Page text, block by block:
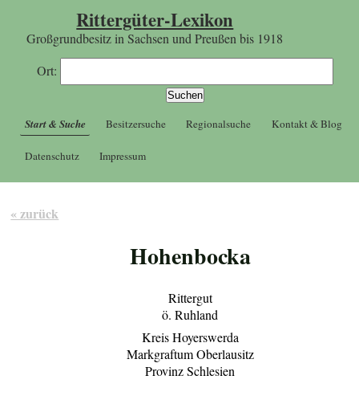
Rittergüter-Lexikon
Großgrundbesitz in Sachsen und Preußen bis 1918
Ort:
Start & Suche Besitzersuche Regionalsuche Kontakt & Blog
Datenschutz Impressum
« zurück
Hohenbocka
Rittergut
ö. Ruhland
Kreis Hoyerswerda
Markgraftum Oberlausitz
Provinz Schlesien